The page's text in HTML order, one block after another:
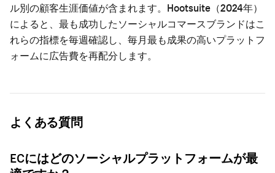
ル別の顧客生涯価値が含まれます。Hootsuite（2024年）
によると、最も成功したソーシャルコマースブランドはこ
れらの指標を毎週確認し、毎月最も成果の高いプラットフ
ォームに広告費を再配分します。
よくある質問
ECにはどのソーシャルプラットフォームが最